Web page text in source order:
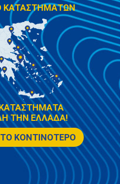
ΚΑΤΑΣΤΗΜΑΤΩΝ
ΤΗΝ ΕΛΛΑΔΑ!
ΤΟ ΚΟΝΤΙΝΟΤΕΡΟ